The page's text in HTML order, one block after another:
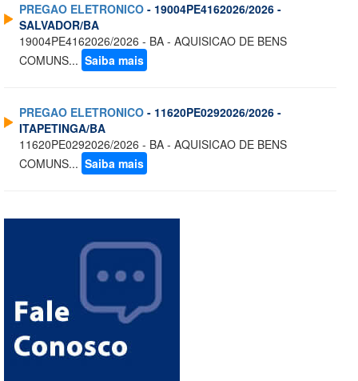
PREGAO ELETRONICO - 19004PE4162026/2026 -
SALVADOR/BA
19004PE4162026/2026 - BA - AQUISICAO DE BENS
COMUNS... Saiba mais
PREGAO ELETRONICO - 11620PE0292026/2026 -
ITAPETINGA/BA
11620PE0292026/2026 - BA - AQUISICAO DE BENS
COMUNS... Saiba mais